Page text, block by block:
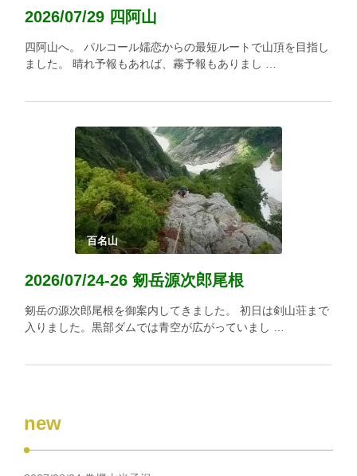
2026/07/29 四阿山
四阿山へ。 パルコール嬬恋からの最短ルートで山頂を目指し
ました。 晴れ予報もあれば、霧予報もありまし …
百名山
2026/07/24-26 剱岳源次郎尾根
剱岳の源次郎尾根を御案内してきました。 初日は剣山荘まで
入りました。黒部ダムでは青空が広がっていまし …
new